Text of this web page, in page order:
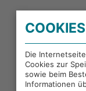
PORTALE
EXTERNE
COOKIES
Die
Cookies zur
sowie beim
Informationen